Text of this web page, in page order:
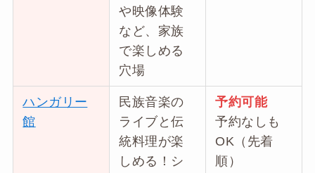
や映像体験
など、家族
で楽しめる
穴場
ハンガリー
館
民族音楽の
ライブと伝
統料理が楽
しめる！シ
予約可能
予約なしも
OK（先着
順）